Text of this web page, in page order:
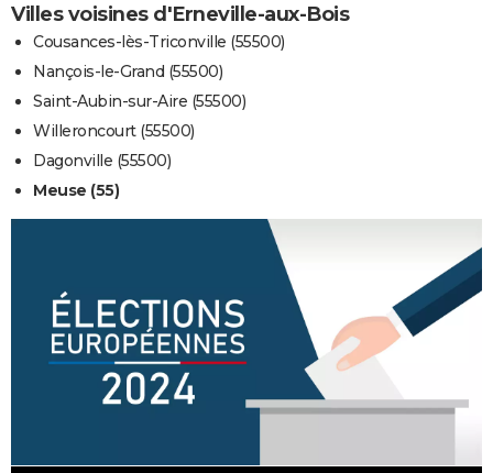
Villes voisines d'Erneville-aux-Bois
Cousances-lès-Triconville (55500)
Nançois-le-Grand (55500)
Saint-Aubin-sur-Aire (55500)
Willeroncourt (55500)
Dagonville (55500)
Meuse (55)